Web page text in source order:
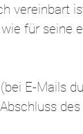
vereinbart
für seine
E-Mails